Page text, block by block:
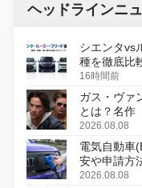
ヘッドラインニ
シエンタvs
種を徹底比
16時間前
ガス・ヴァ
とは？名作
初のデジタ
2026.08.08
電気自動車
安や申請方
2026.08.08